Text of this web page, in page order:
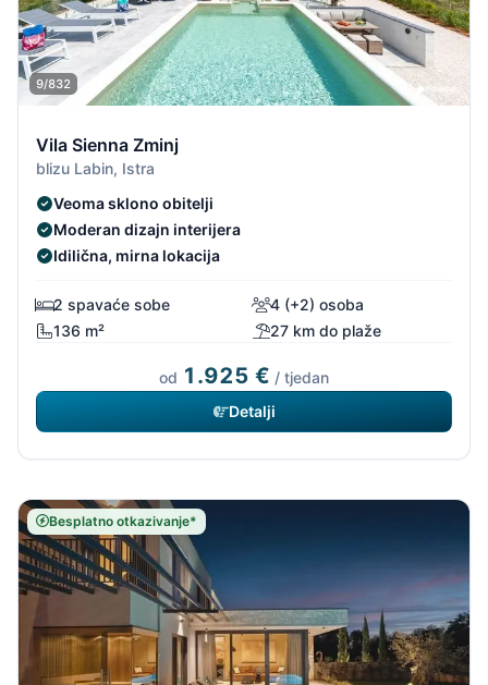
9/832
Vila Sienna Zminj
blizu Labin, Istra
Veoma sklono obitelji
Moderan dizajn interijera
Idilična, mirna lokacija
2 spavaće sobe
4 (+2) osoba
136 m²
27 km do plaže
od 1.925 € / tjedan
Detalji
Besplatno otkazivanje*